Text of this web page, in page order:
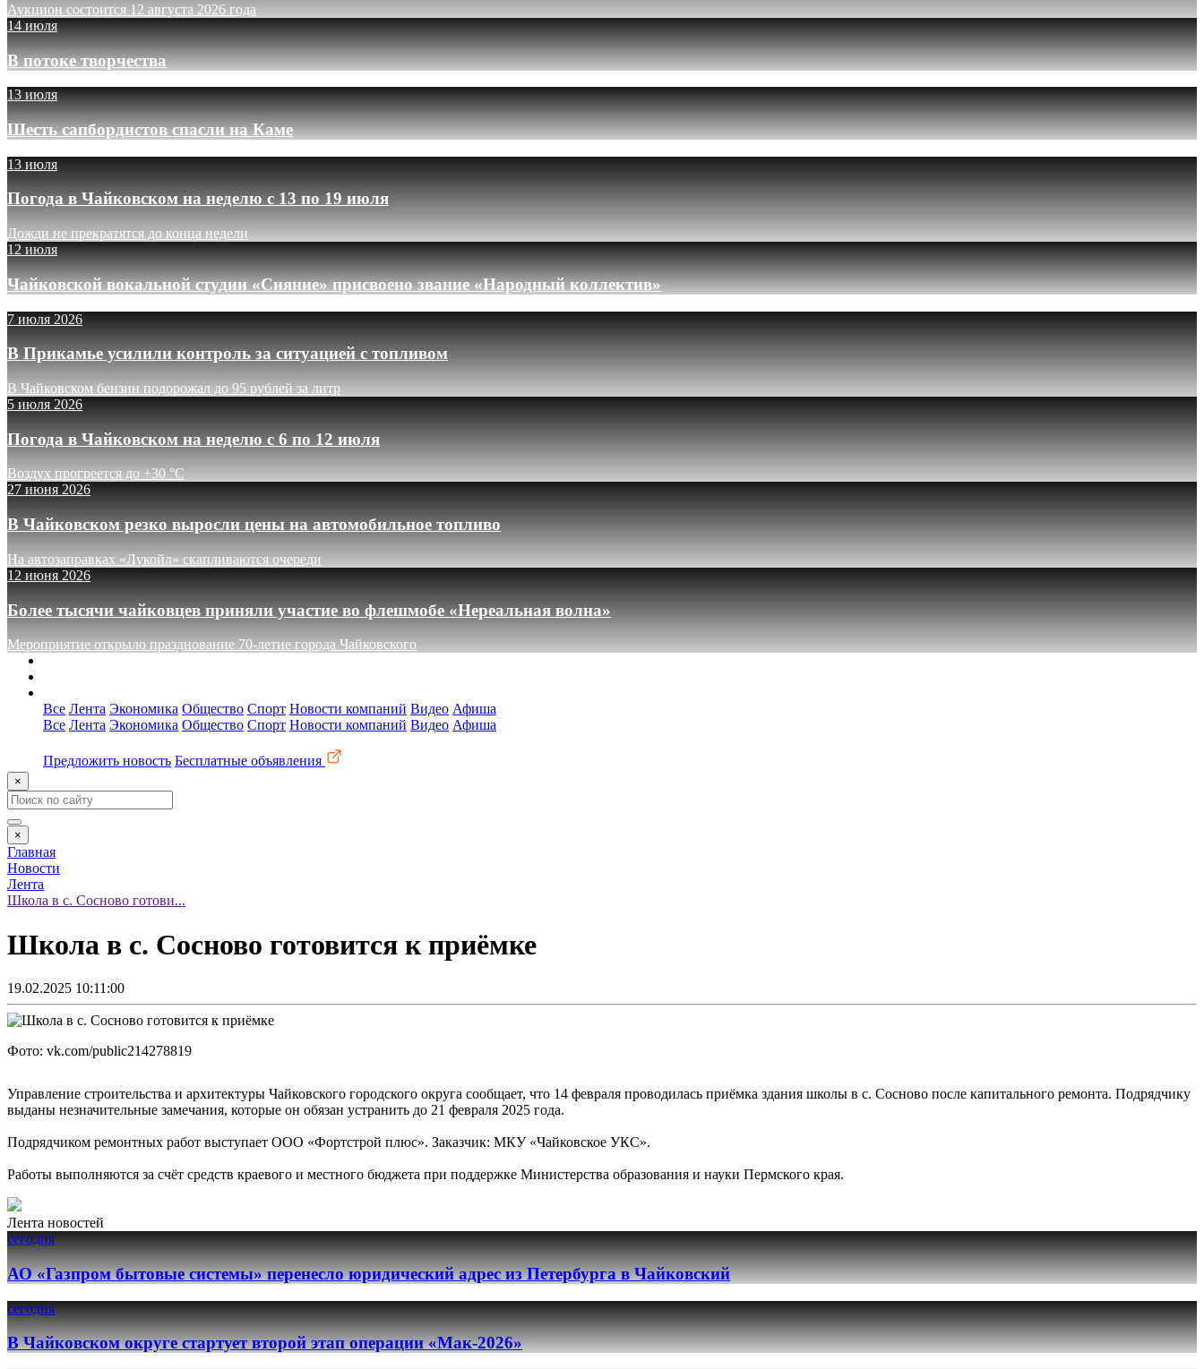
Аукцион состоится 12 августа 2026 года
14 июля
В потоке творчества
13 июля
Шесть сапбордистов спасли на Каме
13 июля
Погода в Чайковском на неделю с 13 по 19 июля
Дожди не прекратятся до конца недели
12 июля
Чайковской вокальной студии «Сияние» присвоено звание «Народный коллектив»
7 июля 2026
В Прикамье усилили контроль за ситуацией с топливом
В Чайковском бензин подорожал до 95 рублей за литр
5 июля 2026
Погода в Чайковском на неделю с 6 по 12 июля
Воздух прогреется до +30 °C
27 июня 2026
В Чайковском резко выросли цены на автомобильное топливо
На автозаправках «Лукойл» скапливаются очереди
12 июня 2026
Более тысячи чайковцев приняли участие во флешмобе «Нереальная волна»
Мероприятие открыло празднование 70-летие города Чайковского
Все Лента Экономика Общество Спорт Новости компаний Видео Афиша
Все Лента Экономика Общество Спорт Новости компаний Видео Афиша
Предложить новость Бесплатные объявления
×
×
Главная
Новости
Лента
Школа в с. Сосново готови...
Школа в с. Сосново готовится к приёмке
19.02.2025 10:11:00
Фото: vk.com/public214278819
Управление строительства и архитектуры Чайковского городского округа сообщает, что 14 февраля проводилась приёмка здания школы в с. Сосново после капитального ремонта. Подрядчику
выданы незначительные замечания, которые он обязан устранить до 21 февраля 2025 года.
Подрядчиком ремонтных работ выступает ООО «Фортстрой плюс». Заказчик: МКУ «Чайковское УКС».
Работы выполняются за счёт средств краевого и местного бюджета при поддержке Министерства образования и науки Пермского края.
Лента новостей
сегодня
АО «Газпром бытовые системы» перенесло юридический адрес из Петербурга в Чайковский
сегодня
В Чайковском округе стартует второй этап операции «Мак-2026»